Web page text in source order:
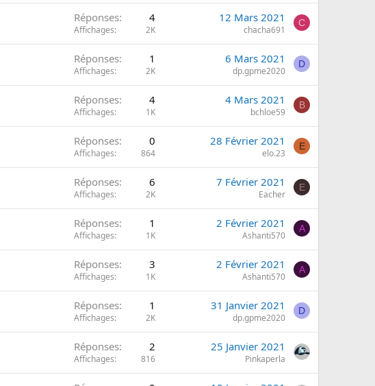
Réponses 4
Affichages 2K
12 Mars 2021
chacha691
C
Réponses 1
Affichages 2K
6 Mars 2021
dp.gpme2020
D
Réponses 4
Affichages 1K
4 Mars 2021
bchloe59
B
Réponses 0
Affichages 864
28 Février 2021
elo.23
E
Réponses 6
Affichages 2K
7 Février 2021
Eacher
E
Réponses 1
Affichages 1K
2 Février 2021
Ashanti570
A
Réponses 3
Affichages 1K
2 Février 2021
Ashanti570
A
Réponses 1
Affichages 2K
31 Janvier 2021
dp.gpme2020
D
Réponses 2
Affichages 816
25 Janvier 2021
Pinkaperla